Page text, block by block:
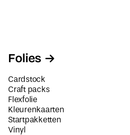
Folies
Cardstock
Craft packs
Flexfolie
Kleurenkaarten
Startpakketten
Vinyl